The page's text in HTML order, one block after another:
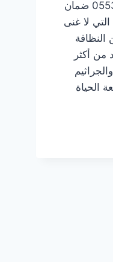
تنظيف سجاد في دبي 0553690604 ضمان
لا غنى
من أكثر
الحياة